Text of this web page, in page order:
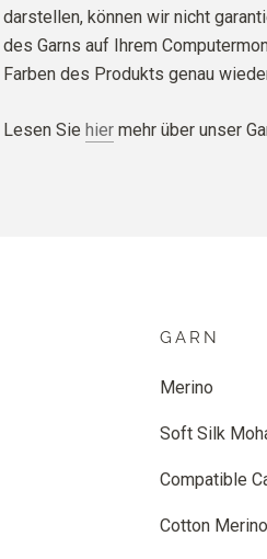
darstellen, können wir nicht
des Garns auf Ihrem
Farben des Produkts genau
Lesen Sie hier mehr über unser
GARN
Merino
Soft Silk
Compatible
Cotton Merino